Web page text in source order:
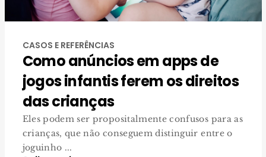
CASOS E REFERÊNCIAS
Como anúncios em apps de
jogos infantis ferem os direitos
das crianças
Eles podem ser propositalmente confusos para as
crianças, que não conseguem distinguir entre o
joguinho ...